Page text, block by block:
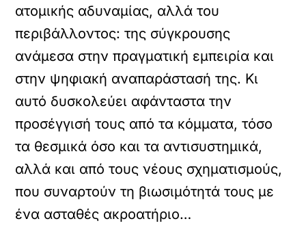
ατομικής αδυναμίας, αλλά του
περιβάλλοντος: της σύγκρουσης
ανάμεσα στην πραγματική εμπειρία και
στην ψηφιακή αναπαράστασή της. Κι
αυτό δυσκολεύει αφάνταστα την
προσέγγισή τους από τα κόμματα, τόσο
τα θεσμικά όσο και τα αντισυστημικά,
αλλά και από τους νέους σχηματισμούς,
που συναρτούν τη βιωσιμότητά τους με
ένα ασταθές ακροατήριο…